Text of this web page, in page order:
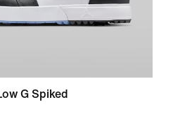
G Spiked